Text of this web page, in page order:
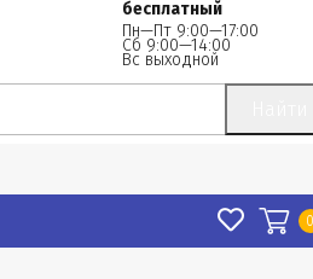
бесплатный
Пн—Пт 9:00—17:00
Сб 9:00—14:00
Вс выходной